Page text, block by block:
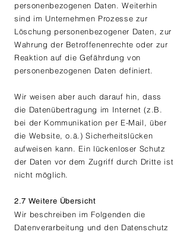
personenbezogenen Daten. Weiterhin
sind im Unternehmen Prozesse zur
Löschung personenbezogener Daten, zur
Wahrung der Betroffenenrechte oder zur
Reaktion auf die Gefährdung von
personenbezogenen Daten definiert.
Wir weisen aber auch darauf hin, dass
die Datenübertragung im Internet (z.B.
bei der Kommunikation per E-Mail, über
die Website, o.ä.) Sicherheitslücken
aufweisen kann. Ein lückenloser Schutz
der Daten vor dem Zugriff durch Dritte ist
nicht möglich.
2.7 Weitere Übersicht
Wir beschreiben im Folgenden die
Datenverarbeitung und den Datenschutz